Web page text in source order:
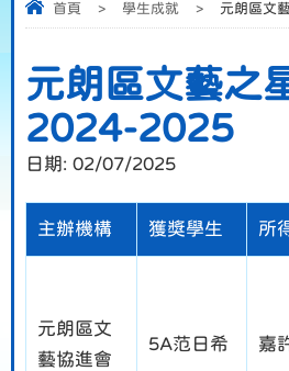
首頁 > 學生成就 > 元朗區文
元朗區文藝之
2024-2025
日期: 02/07/2025
主辦機構 獲獎學生 所
元朗區文
藝協進會
5A范日希 嘉